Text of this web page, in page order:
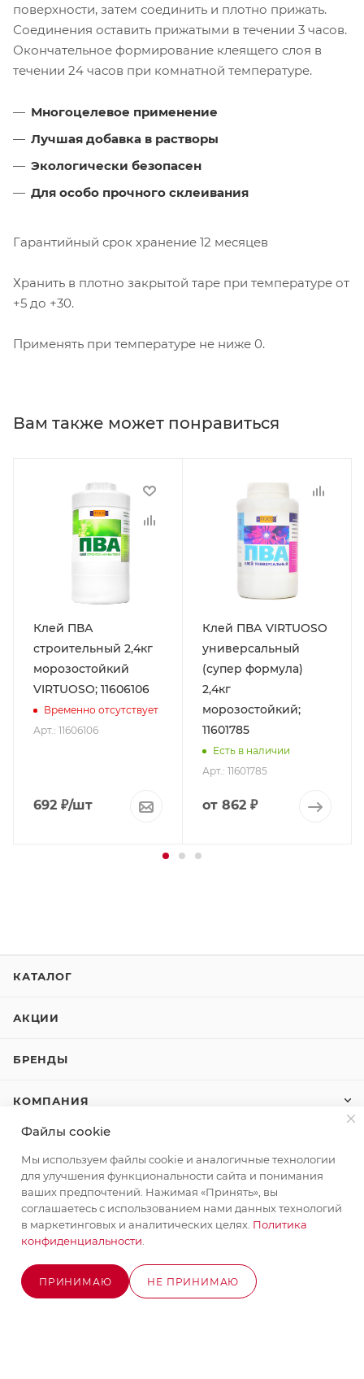
В КОРЗИНУ
поверхности, затем соединить и плотно прижать.
Соединения оставить прижатыми в течении 3 часов.
Окончательное формирование клеящего слоя в
течении 24 часов при комнатной температуре.
Многоцелевое применение
Лучшая добавка в растворы
Экологически безопасен
Для особо прочного склеивания
Гарантийный срок хранение 12 месяцев
Хранить в плотно закрытой таре при температуре от
+5 до +30.
Применять при температуре не ниже 0.
Вам также может понравиться
Клей ПВА
строительный 2,4кг
морозостойкий
VIRTUOSO; 11606106
Временно отсутствует
Арт.: 11606106
692 ₽/шт
Клей ПВА VIRTUOSO
универсальный
(супер формула)
2,4кг
морозостойкий;
11601785
Есть в наличии
Арт.: 11601785
от 862 ₽
КАТАЛОГ
АКЦИИ
БРЕНДЫ
КОМПАНИЯ
КОНТАКТЫ
+7 (495) 580-58-52
info@stroyx.ru
Файлы cookie
Мы используем файлы cookie и аналогичные технологии
для улучшения функциональности сайта и понимания
ваших предпочтений. Нажимая «Принять», вы
соглашаетесь с использованием нами данных технологий
в маркетинговых и аналитических целях. Политика
конфиденциальности
ПРИНИМАЮ НЕ ПРИНИМАЮ